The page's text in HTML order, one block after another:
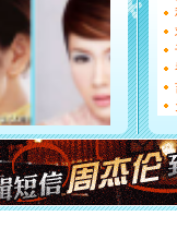
能正大
都要快乐
[圣诞节]
如意,快
[元旦]
看
断电。
你是我
[元旦]如
起；二是
离。水晶
[元旦]当
泣，这痛